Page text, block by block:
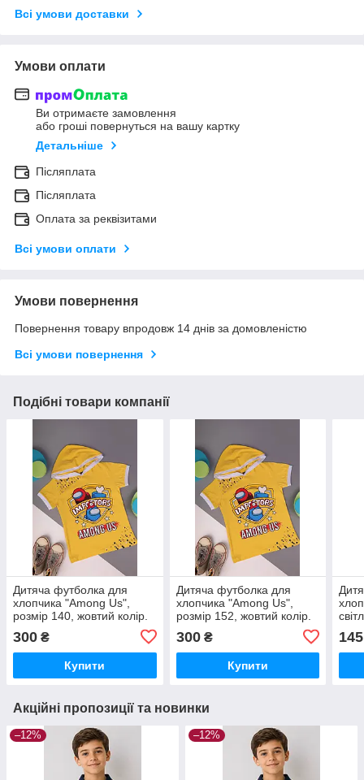
Всі умови доставки
Умови оплати
Ви отримаєте замовлення
або гроші повернуться на вашу картку
Детальніше
Післяплата
Післяплата
Оплата за реквізитами
Всі умови оплати
Умови повернення
Повернення товару впродовж 14 днів за домовленістю
Всі умови повернення
Подібні товари компанії
Дитяча футболка для
хлопчика "Among Us",
розмір 140, жовтий колір.
300 ₴
Купити
Дитяча футболка для
хлопчика "Among Us",
розмір 152, жовтий колір.
300₴
Купити
145
Акційні пропозиції та новинки
–12% –12%